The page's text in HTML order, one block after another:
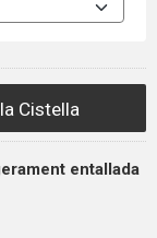
Cistella
entallada